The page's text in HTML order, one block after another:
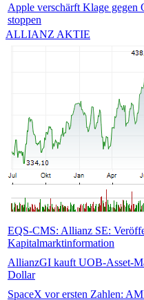
Apple verschärft Klage
stoppen
ALLIANZ AKTIE
EQS-CMS: Allianz SE:
Kapitalmarktinformation
AllianzGI kauft UOB-Asset-
Dollar
SpaceX vor ersten Zahlen: